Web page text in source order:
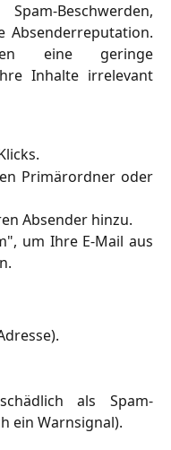
Beschwerden,
Absenderreputation.
eine geringe
Inhalte irrelevant
Primärordner oder
Absender hinzu.
um Ihre E-Mail aus
als Spam-
ein Warnsignal).